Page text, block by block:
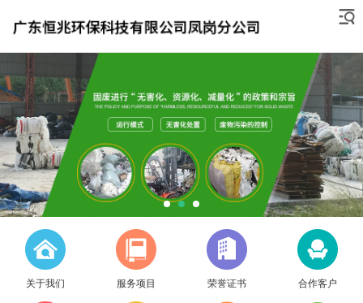
关于我们 服务项目 荣誉证书 合作客户